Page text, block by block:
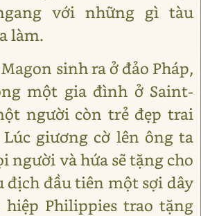
với những gì tàu
làm.
sinh ra ở đảo Pháp,
một gia đình ở Saint-
người còn trẻ đẹp trai
giương cờ lên ông ta
người và hứa sẽ tặng cho
địch đầu tiên một sợi dây
Philippies trao tặng